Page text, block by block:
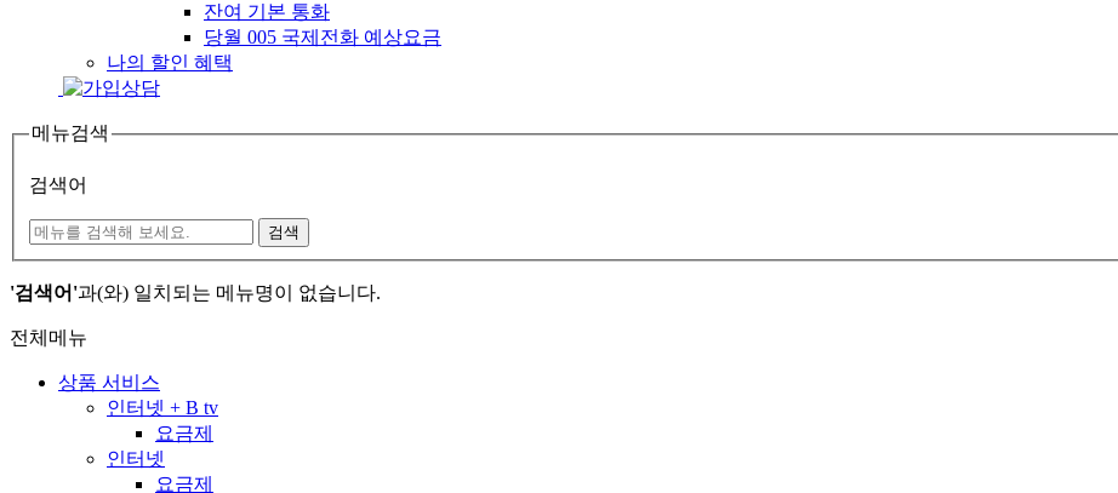
잔여 기본 통화
당월 005 국제전화 예상요금
나의 할인 혜택
메뉴검색
검색어
검색
'검색어'과(와) 일치되는 메뉴명이 없습니다.
전체메뉴
상품 서비스
인터넷 + B tv
요금제
인터넷
요금제